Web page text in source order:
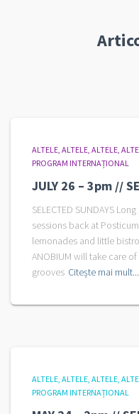
ALTELE ALTELE ALTELE
PROGRAM INTERNAȚIONAL
JULY 26 – 3pm //
SELECTED SUNDAYS
sessions back at
lemonades and little
ANOBIUM will take care
grooves Citește mai mult...
ALTELE ALTELE ALTELE
PROGRAM INTERNAȚIONAL